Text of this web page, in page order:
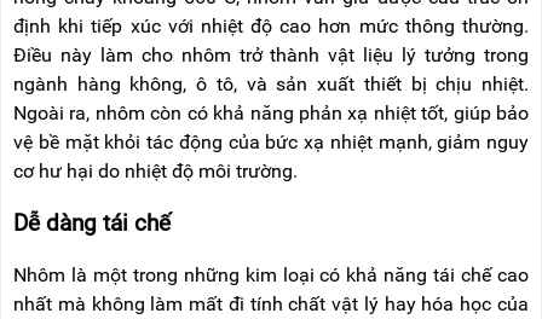
định khi tiếp xúc với nhiệt độ cao hơn mức thông thường.
Điều này làm cho nhôm trở thành vật liệu lý tưởng trong
ngành hàng không, ô tô, và sản xuất thiết bị chịu nhiệt.
Ngoài ra, nhôm còn có khả năng phản xạ nhiệt tốt, giúp bảo
vệ bề mặt khỏi tác động của bức xạ nhiệt mạnh, giảm nguy
cơ hư hại do nhiệt độ môi trường.
Dễ dàng tái chế
Nhôm là một trong những kim loại có khả năng tái chế cao
nhất mà không làm mất đi tính chất vật lý hay hóa học của